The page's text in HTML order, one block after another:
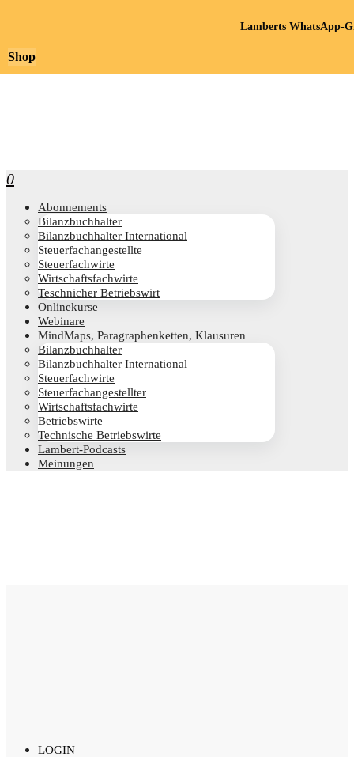
0
Abon­ne­ments
Bilanz­buch­hal­ter
Bilanz­buch­hal­ter International
Steu­er­fach­an­ge­stell­te
Steu­er­fach­wir­te
Wirt­schafts­fach­wir­te
Teschni­cher Betriebswirt
Online­kur­se
Web­i­na­re
Mind­Maps, Para­gra­phen­ket­ten, Klausuren
Bilanz­buch­hal­ter
Bilanz­buch­hal­ter International
Steu­er­fach­wir­te
Steu­er­fach­an­ge­stell­ter
Wirt­schafts­fach­wir­te
Betriebs­wir­te
Tech­ni­sche Betriebswirte
Lam­­bert-Pod­­casts
Mei­nun­gen
LOGIN
Shop
Lamberts WhatsApp-